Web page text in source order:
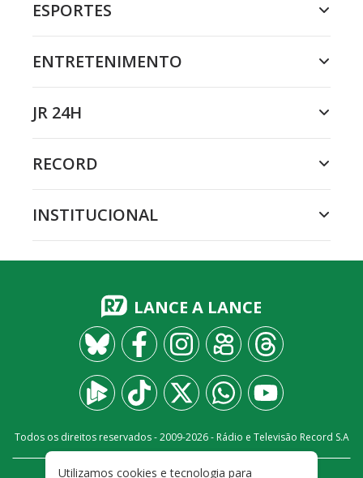
ESPORTES
ENTRETENIMENTO
JR 24H
RECORD
INSTITUCIONAL
LANCE A LANCE
Todos os direitos reservados - 2009-2026- Rádio e Televisão Record S.A
Utilizamos cookies e tecnologia para